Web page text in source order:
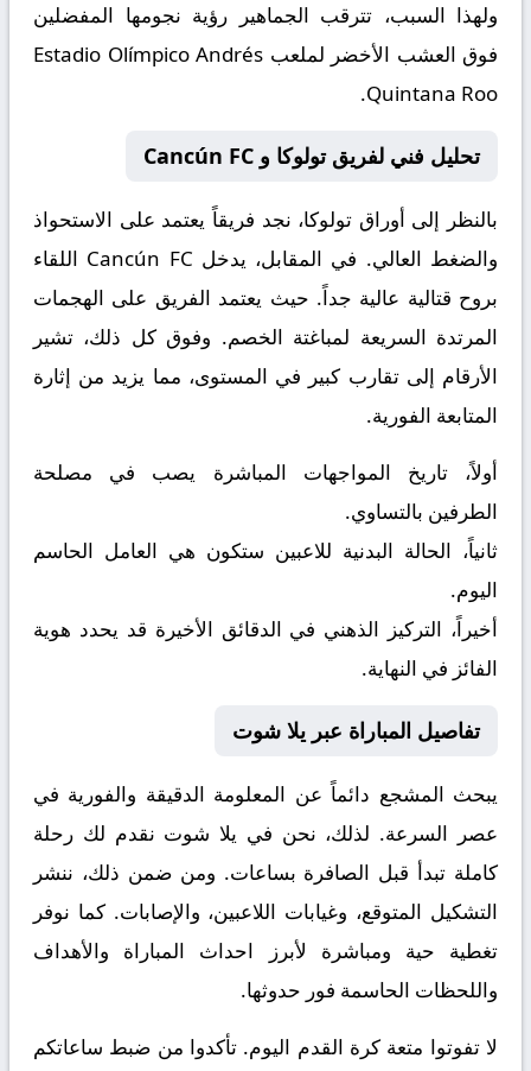
ولهذا السبب، تترقب الجماهير رؤية نجومها المفضلين
فوق العشب الأخضر لملعب Estadio Olímpico Andrés
Quintana Roo.
تحليل فني لفريق تولوكا و Cancún FC
بالنظر إلى أوراق تولوكا، نجد فريقاً يعتمد على الاستحواذ
والضغط العالي. في المقابل، يدخل Cancún FC اللقاء
بروح قتالية عالية جداً. حيث يعتمد الفريق على الهجمات
المرتدة السريعة لمباغتة الخصم. وفوق كل ذلك، تشير
الأرقام إلى تقارب كبير في المستوى، مما يزيد من إثارة
المتابعة الفورية.
أولاً، تاريخ المواجهات المباشرة يصب في مصلحة
الطرفين بالتساوي.
ثانياً، الحالة البدنية للاعبين ستكون هي العامل الحاسم
اليوم.
أخيراً، التركيز الذهني في الدقائق الأخيرة قد يحدد هوية
الفائز في النهاية.
تفاصيل المباراة عبر يلا شوت
يبحث المشجع دائماً عن المعلومة الدقيقة والفورية في
عصر السرعة. لذلك، نحن في يلا شوت نقدم لك رحلة
كاملة تبدأ قبل الصافرة بساعات. ومن ضمن ذلك، ننشر
التشكيل المتوقع، وغيابات اللاعبين، والإصابات. كما نوفر
تغطية حية ومباشرة لأبرز احداث المباراة والأهداف
واللحظات الحاسمة فور حدوثها.
لا تفوتوا متعة كرة القدم اليوم. تأكدوا من ضبط ساعاتكم